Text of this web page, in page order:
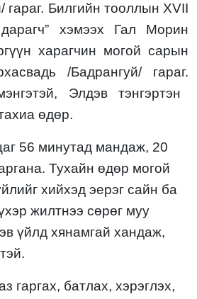
/ гараг. Билгийн тооллын XVII
хэмээх Гал Морин
харагчин могой сарын
/Бадрангуй/гараг.
Элдэв тэнгэртэн
өдөр.
56 минутад мандаж, 20
Тухайн өдөр могой
хийхэд эерэг сайн ба
жилтнээ сөрөг муу
үйлд хянамгай хандаж,
.
гаргах, батлах, хэрэглэх,